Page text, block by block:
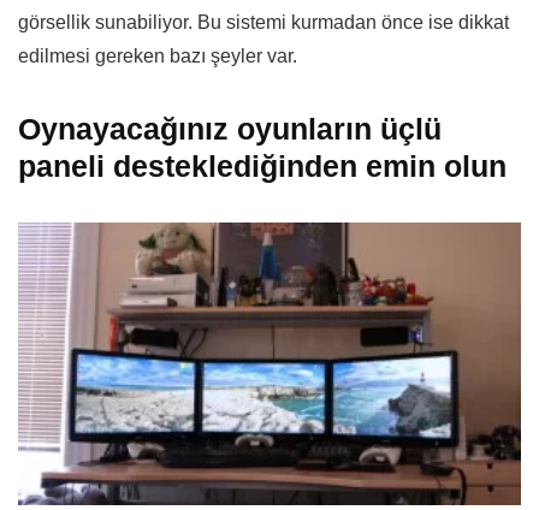
görsellik sunabiliyor. Bu sistemi kurmadan önce ise dikkat
edilmesi gereken bazı şeyler var.
Oynayacağınız oyunların üçlü
paneli desteklediğinden emin olun